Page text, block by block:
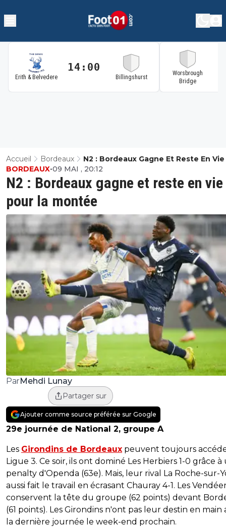
Erith & Belvedere
14:00
Billingshurst
Worsbrough
Bridge
Accueil Bordeaux
N2 : Bordeaux Gagne Et Reste En
La Montée
N2 : Bordeaux gagne et reste en vie
pour la montée
BORDEAUX•09 MAI , 20:12
ParMehdi Lunay
Partager sur
Ajouter comme source préférée sur Google
29e journée de National 2, groupe A
Les Girondins de Bordeaux peuvent toujours
Ligue 3. Ce soir, ils ont dominé Les Herbiers 1-0 grâce à
penalty d'Openda (63e). Mais, leur rival La Roche-sur-
aussi fait le travail en écrasant Chauray 4-1. Les
conservent la tête du groupe (62 points) devant
(61 points). Les Girondins n'ont pas leur destin en main
la dernière journée le week-end prochain.